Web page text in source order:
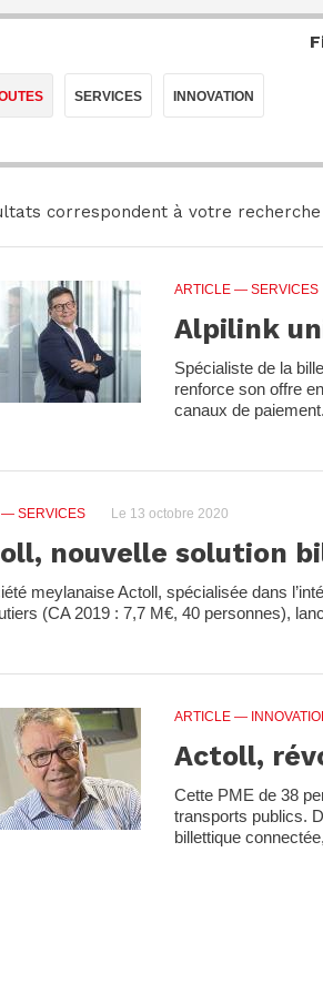
SERVICES INNOVATION
correspondent à votre recherche
ARTICLE — SERVICES
Alpilink
Spécialiste de la
renforce son offre
canaux de paiement.
— SERVICES Le 13 octobre 2020
nouvelle solution
meylanaise Actoll, spécialisée dans
(CA 2019 : 7,7 M€, 40 personnes),
ARTICLE —
Actoll,
Cette PME de 38
transports publics.
billettique